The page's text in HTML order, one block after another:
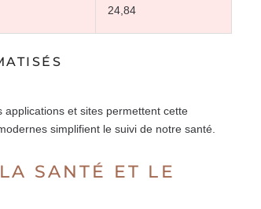
24,84
applications et sites permettent cette
simplifient le suivi de notre santé.
SANTÉ ET LE